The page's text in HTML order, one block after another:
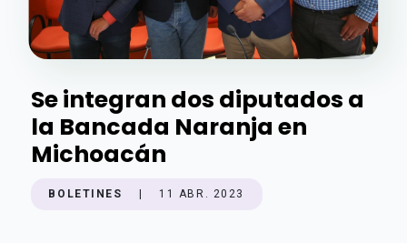
Se integran dos diputados a
la Bancada Naranja en
Michoacán
BOLETINES 11 ABR. 2023